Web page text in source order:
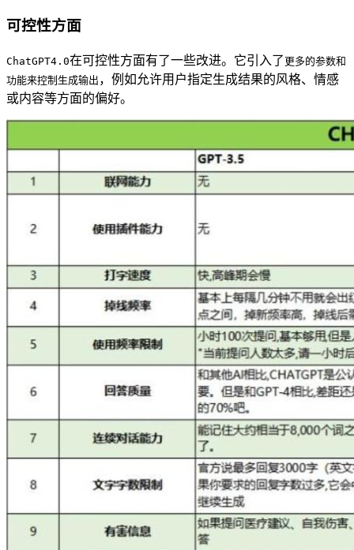
可控性方面
ChatGPT4.0在可控性方面有了一些改进。它引入了更多的参数和
功能来控制生成输出 ，例如允许用户指定生成结果的风格、情感
或内容等方面的偏好。